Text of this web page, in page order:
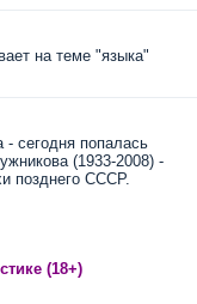
на теме "языка"
сегодня попалась
(1933-2008) -
позднего СССР.
(18+)